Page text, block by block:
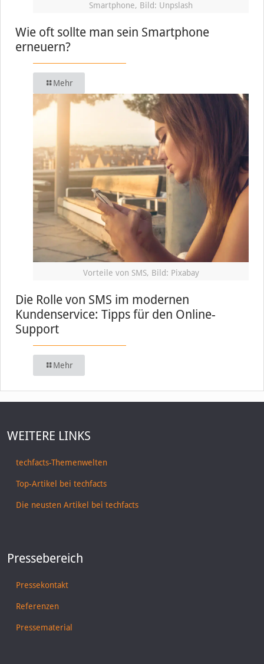
Smartphone, Bild: Unpslash
Wie oft sollte man sein Smartphone
erneuern?
Mehr
Vorteile von SMS, Bild: Pixabay
Die Rolle von SMS im modernen
Kundenservice: Tipps für den Online-
Support
Mehr
WEITERE LINKS
techfacts-Themenwelten
Top-Artikel bei techfacts
Die neusten Artikel bei techfacts
Pressebereich
Pressekontakt
Referenzen
Pressematerial